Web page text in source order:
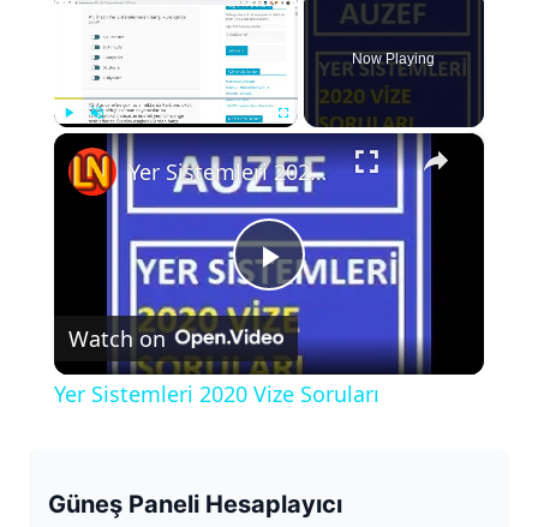
Unmute
Now Playing
×
P
l
y
Yer Sistemleri 2020 Vize Soruları
Watch on
Yer Sistemleri 2020 Vize Soruları
Güneş Paneli Hesaplayıcı